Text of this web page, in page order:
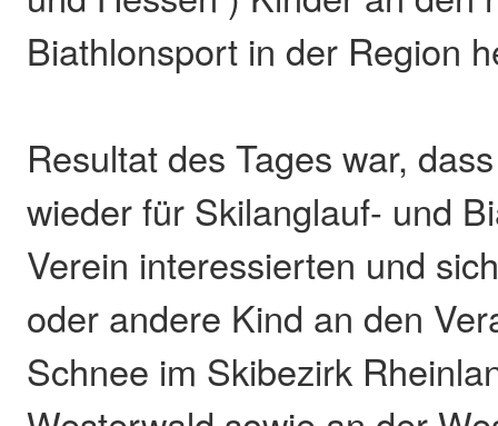
Biathlonsport in der Region
Resultat des Tages war,
wieder für Skilanglauf- und
Verein interessierten und
oder andere Kind an den
Schnee im Skibezirk